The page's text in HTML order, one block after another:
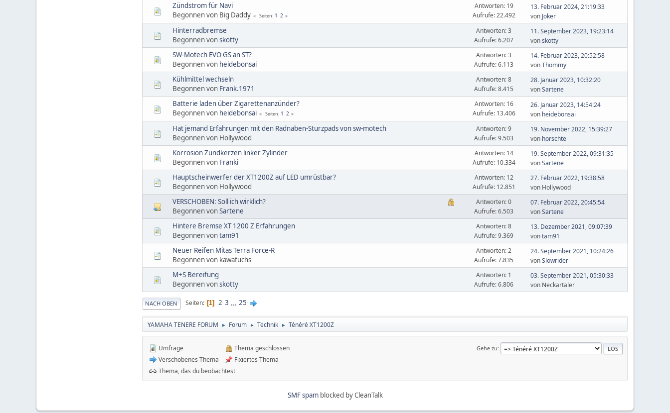
Zündstrom für Navi
Begonnen von Big Daddy
Seiten 1 2
Antworten: 19
Aufrufe: 22.492
13. Februar 2024, 21:19:33
von Joker
Hinterradbremse
Begonnen vonskotty
Antworten: 3
Aufrufe: 6.207
11. September 2023, 19:23:14
vonskotty
SW-Motech EVO GS an ST?
Begonnen von heidebonsai
Antworten: 3
Aufrufe: 6.113
14. Februar 2023, 20:52:58
vonThommy
Kühlmittel wechseln
Begonnen von Frank.1971
Antworten: 8
Aufrufe: 8.415
28. Januar 2023, 10:32:20
vonSartene
Batterie laden über Zigarettenanzünder?
Begonnen von heidebonsai Seiten 1 2
Antworten: 16
Aufrufe: 13.406
26. Januar 2023, 14:54:24
von heidebonsai
Hat jemand Erfahrungen mit den Radnaben-Sturzpads von sw-motech
Begonnen von Hollywood
Antworten: 9
Aufrufe: 9.503
19. November 2022, 15:39:27
von horschte
Korrosion Zündkerzen linker Zylinder
Begonnen von Franki
Antworten: 14
Aufrufe: 10.334
19. September 2022, 09:31:35
vonSartene
Hauptscheinwerfer der XT1200Z auf LED umrüstbar?
Begonnen von Hollywood
Antworten: 12
Aufrufe: 12.851
27. Februar 2022, 19:38:58
von Hollywood
VERSCHOBEN: Soll ich wirklich?
Begonnen vonSartene
Antworten: 0
Aufrufe: 6.503
07. Februar 2022, 20:45:54
vonSartene
Hintere Bremse XT 1200 Z Erfahrungen
Begonnen vontam91
Antworten: 8
Aufrufe: 9.369
13. Dezember 2021, 09:07:39
vontam91
Neuer Reifen Mitas Terra Force-R
Begonnen von kawafuchs
Antworten: 2
Aufrufe: 7.835
24. September 2021, 10:24:26
vonSlowrider
M+S Bereifung
Begonnen vonskotty
Antworten: 1
Aufrufe: 6.806
03. September 2021, 05:30:33
von Neckartäler
NACH OBEN Seiten 1 2 3 ... 25
YAMAHA TENERE FORUM ► Forum ► Technik ► Ténéré XT1200Z
Gehe zu
Umfrage
Verschobenes Thema
Thema geschlossen
Fixiertes Thema
Thema, das du beobachtest
SMF spamblocked by CleanTalk